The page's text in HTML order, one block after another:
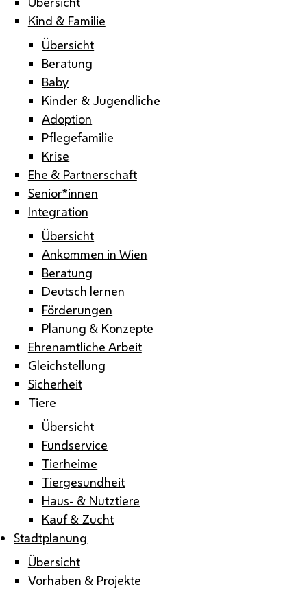
Kind & Familie
Übersicht
Beratung
Baby
Kinder & Jugendliche
Adoption
Pflegefamilie
Krise
Ehe & Partnerschaft
Senior*innen
Integration
Übersicht
Ankommen in Wien
Beratung
Deutsch lernen
Förderungen
Planung & Konzepte
Ehrenamtliche Arbeit
Gleichstellung
Sicherheit
Tiere
Übersicht
Fundservice
Tierheime
Tiergesundheit
Haus- & Nutztiere
Kauf & Zucht
Stadtplanung
Übersicht
Vorhaben & Projekte